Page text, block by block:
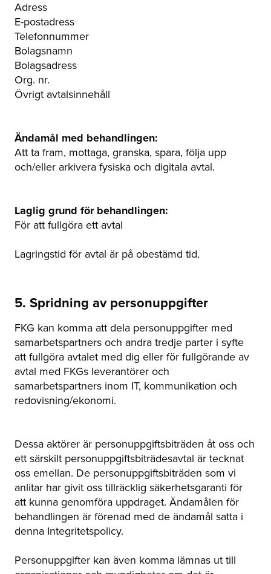
Adress
E-postadress
Telefonnummer
Bolagsnamn
Bolagsadress
Org. nr.
Övrigt avtalsinnehåll
Ändamål med behandlingen:
Att ta fram, mottaga, granska, spara, följa upp
och/eller arkivera fysiska och digitala avtal.
Laglig grund för behandlingen:
För att fullgöra ett avtal
Lagringstid för avtal är på obestämd tid.
5. Spridning av personuppgifter
FKG kan komma att dela personuppgifter med
samarbetspartners och andra tredje parter i syfte
att fullgöra avtalet med dig eller för fullgörande av
avtal med FKGs leverantörer och
samarbetspartners inom IT, kommunikation och
redovisning/ekonomi.
Dessa aktörer är personuppgiftsbiträden åt oss och
ett särskilt personuppgiftsbiträdesavtal är tecknat
oss emellan. De personuppgiftsbiträden som vi
anlitar har givit oss tillräcklig säkerhetsgaranti för
att kunna genomföra uppdraget. Ändamålen för
behandlingen är förenad med de ändamål satta i
denna Integritetspolicy.
Personuppgifter kan även komma lämnas ut till